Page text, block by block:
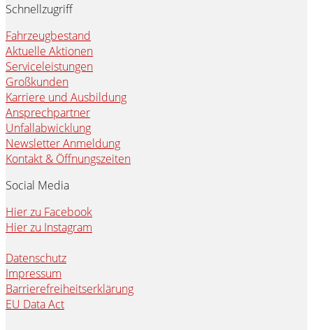
Schnellzugriff
Fahrzeugbestand
Aktuelle Aktionen
Serviceleistungen
Großkunden
Karriere und Ausbildung
Ansprechpartner
Unfallabwicklung
Newsletter Anmeldung
Kontakt & Öffnungszeiten
Social Media
Hier zu Facebook
Hier zu Instagram
Datenschutz
Impressum
Barrierefreiheitserklärung
EU Data Act